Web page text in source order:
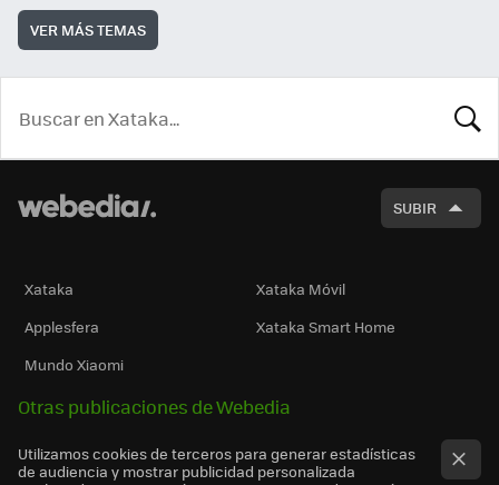
VER MÁS TEMAS
SUBIR
Xataka
Xataka Móvil
Applesfera
Xataka Smart Home
Mundo Xiaomi
Otras publicaciones de Webedia
Utilizamos cookies de terceros para generar estadísticas
de audiencia y mostrar publicidad personalizada